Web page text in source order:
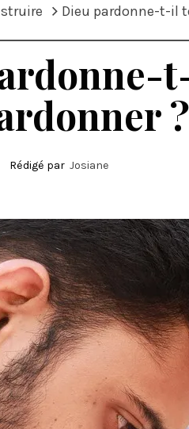
Dieu pardonne-t-il
?
Rédigé par Josiane